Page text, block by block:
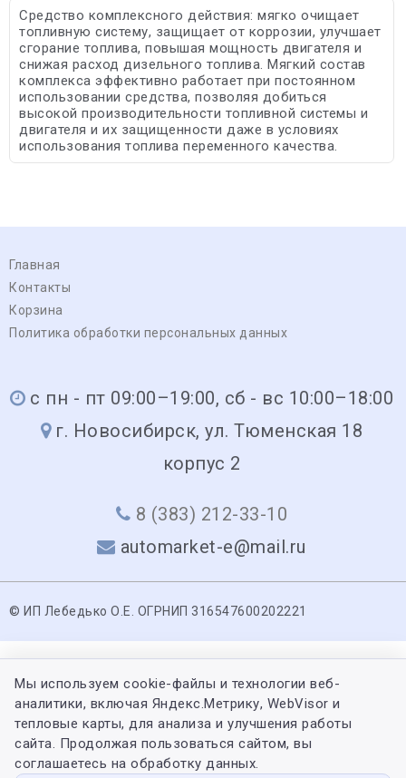
Средство комплексного действия: мягко очищает
топливную систему, защищает от коррозии, улучшает
сгорание топлива, повышая мощность двигателя и
снижая расход дизельного топлива. Мягкий состав
комплекса эффективно работает при постоянном
использовании средства, позволяя добиться
высокой производительности топливной системы и
двигателя и их защищенности даже в условиях
использования топлива переменного качества.
Главная
Контакты
Корзина
Политика обработки персональных данных
с пн - пт 09:00–19:00, сб - вс 10:00–18:00
г. Новосибирск, ул. Тюменская 18
корпус 2
8 (383) 212-33-10
automarket-e@mail.ru
© ИП Лебедько О.Е. ОГРНИП 316547600202221
Мы используем cookie-файлы и технологии веб-
аналитики, включая Яндекс.Метрику, WebVisor и
тепловые карты, для анализа и улучшения работы
сайта. Продолжая пользоваться сайтом, вы
соглашаетесь на обработку данных.